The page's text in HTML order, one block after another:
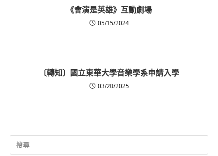
《會演是英雄》互動劇場
05/15/2024
〔轉知〕國立東華大學音樂學系申請入學
03/20/2025
Search
for: